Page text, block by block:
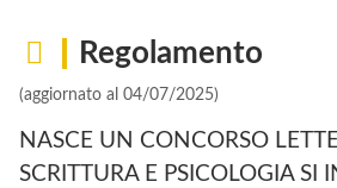
Regolamento
(aggiornato al 04/07/2025)
NASCE UN CONCORSO
SCRITTURA E PSICOLOGIA SI